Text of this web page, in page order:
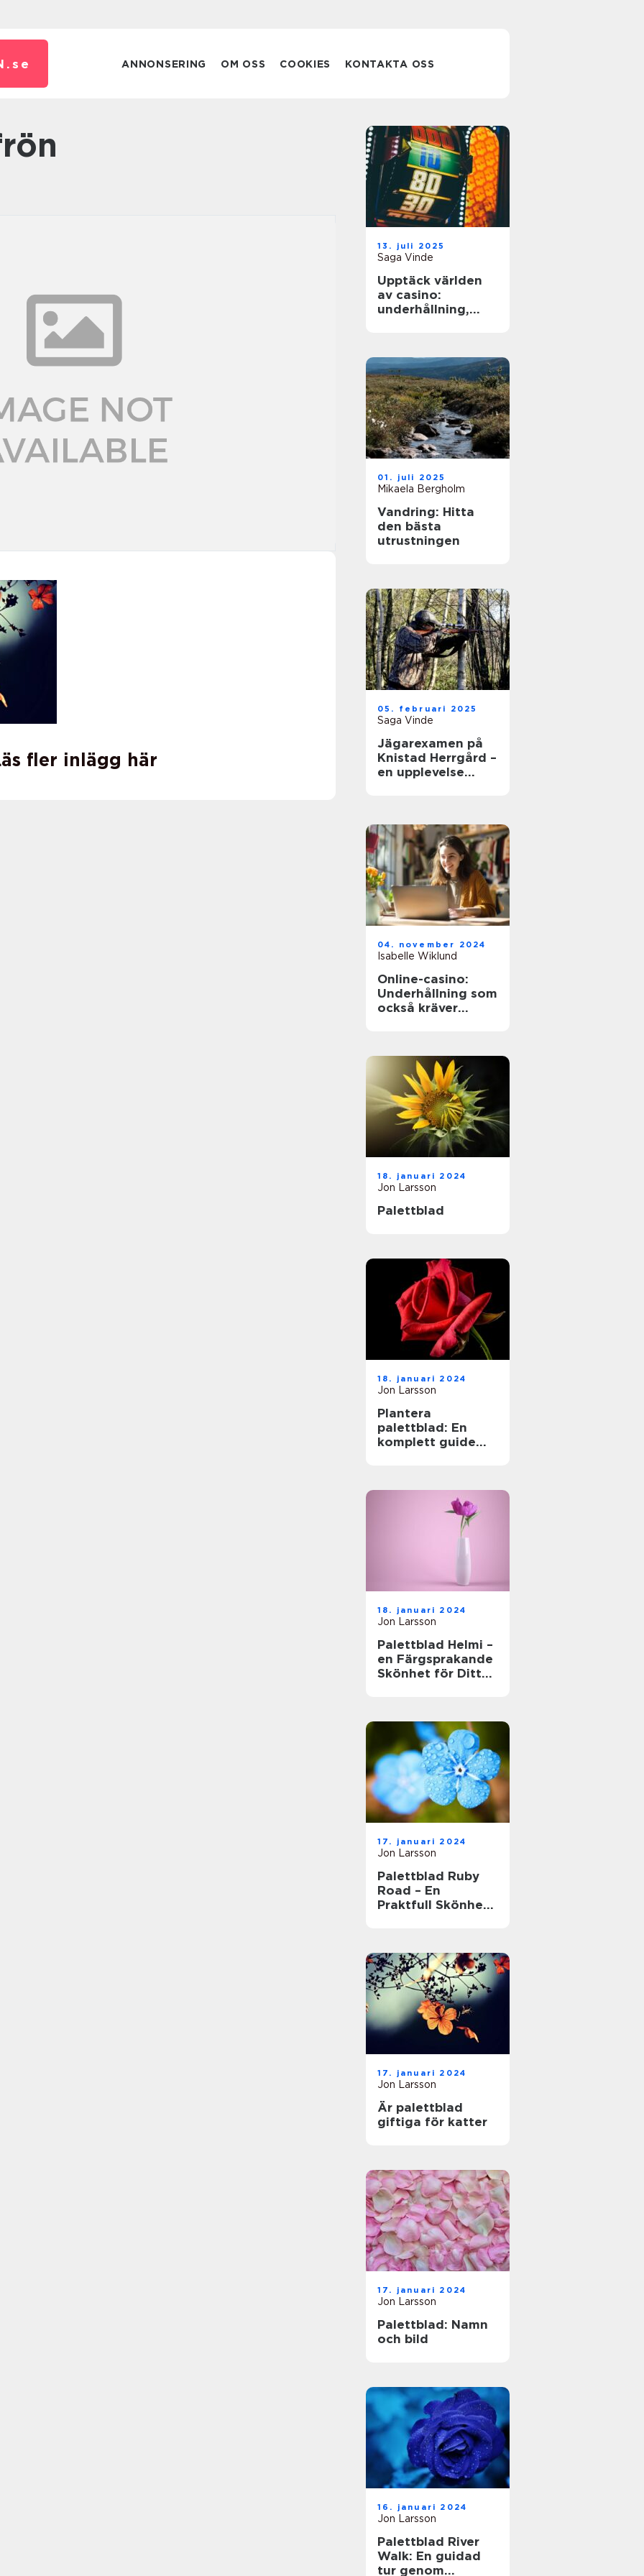
se ANNONSERING OM OSS COOKIES KONTAKTA OSS
fler inlägg här
13. juli 2025
Saga Vinde
Upptäck världen
av casino:
underhållning,
01. juli 2025
Mikaela Bergholm
Vandring: Hitta
den bästa
utrustningen
05. februari 2025
Saga Vinde
Jägarexamen på
Knistad Herrgård –
en upplevelse
04. november 2024
Isabelle Wiklund
Online-casino:
Underhållning som
också kräver
18. januari 2024
Jon Larsson
Palettblad
18. januari 2024
Jon Larsson
Plantera
palettblad: En
komplett guide
18. januari 2024
Jon Larsson
Palettblad Helmi –
en Färgsprakande
Skönhet för Ditt
17. januari 2024
Jon Larsson
Palettblad Ruby
Road – En
Praktfull Skönhet
17. januari 2024
Jon Larsson
Är palettblad
giftiga för katter
17. januari 2024
Jon Larsson
Palettblad: Namn
och bild
16. januari 2024
Jon Larsson
Palettblad River
Walk: En guidad
tur genom